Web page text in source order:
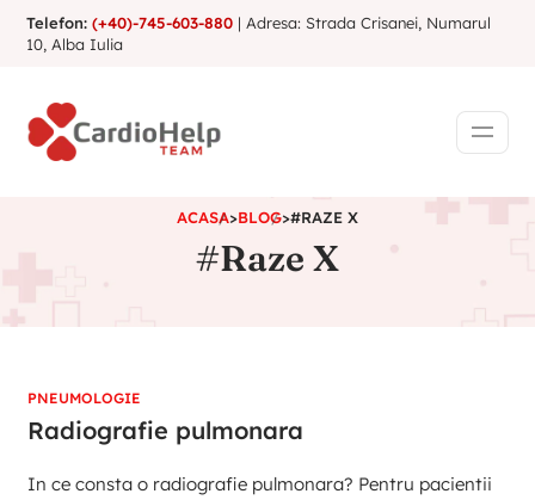
Telefon:(+40)-745-603-880 | Adresa: Strada Crisanei, Numarul
10, Alba Iulia
ACASA>BLOG>#RAZE X
#Raze X
PNEUMOLOGIE
Radiografie pulmonara
In ce consta o radiografie pulmonara? Pentru pacientii